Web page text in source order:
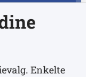
Enkelte